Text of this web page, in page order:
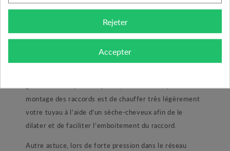
tuyau. Vous l’aurez sans doute remarqué lors d’un
virage serré vos tuyaux ont tendance à se « casser » ce
qui endommage fortement votre matériel.
montage des raccords est de chauffer très légèrement
votre tuyau à l’aide d’un sèche-cheveux afin de le
dilater et de faciliter l’emboitement du raccord.
Autre astuce, lors de forte pression dans le réseau
Rejeter
Accepter